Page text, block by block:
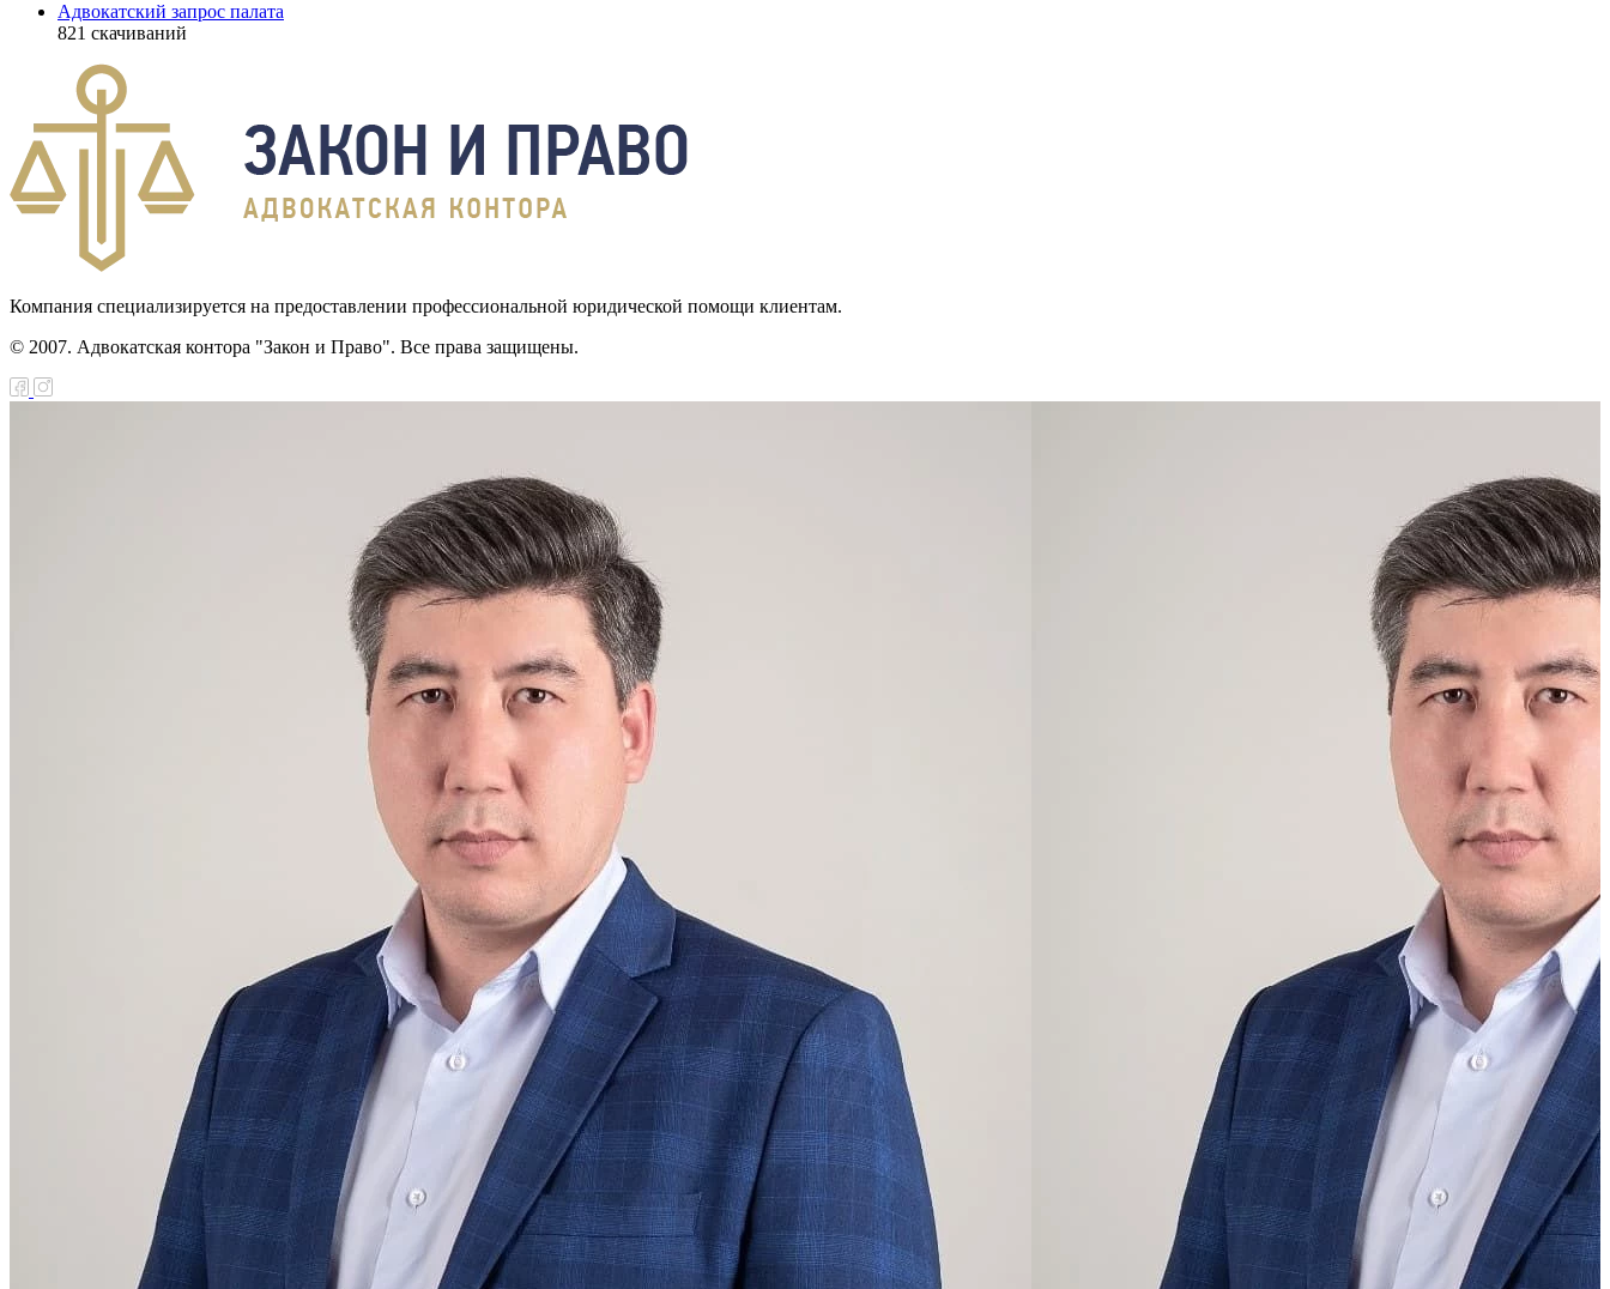
Адвокатский запрос палата
821 скачиваний
Компания специализируется на предоставлении профессиональной юридической помощи клиентам.
© 2007. Адвокатская контора "Закон и Право". Все права защищены.